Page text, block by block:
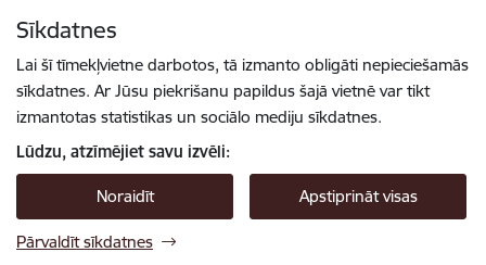
Sīkdatnes
Lai šī tīmekļvietne darbotos, tā izmanto obligāti nepieciešamās
sīkdatnes. Ar Jūsu piekrišanu papildus šajā vietnē var tikt
izmantotas statistikas un sociālo mediju sīkdatnes.
Lūdzu, atzīmējiet savu izvēli:
Noraidīt Apstiprināt visas
Pārvaldīt sīkdatnes